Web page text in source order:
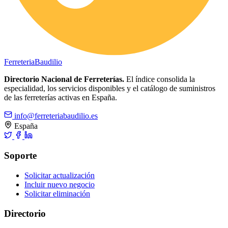
FerreteriaBaudilio
Directorio Nacional de Ferreterías. El índice consolida la
especialidad, los servicios disponibles y el catálogo de suministros
de las ferreterías activas en España.
info@ferreteriabaudilio.es
España
Soporte
Solicitar actualización
Incluir nuevo negocio
Solicitar eliminación
Directorio